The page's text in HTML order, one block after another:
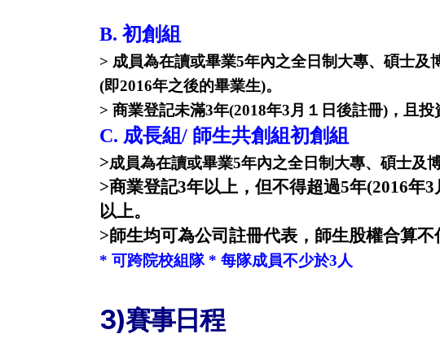
B. 初創組
> 成員為在讀或畢業5年內之全日制大專、碩士及
(即2016年之後的畢業生)。
> 商業登記未滿3年(2018年3月１日後註冊)，且投
C. 成長組/ 師生共創組初創組
>成員為在讀或畢業5年內之全日制大專、碩士及
>商業登記3年以上，但不得超過5年(2016年
以上。
>師生均可為公司註冊代表，師生股權合算
* 可跨院校組隊 * 每隊成員不少於3人
3)賽事日程